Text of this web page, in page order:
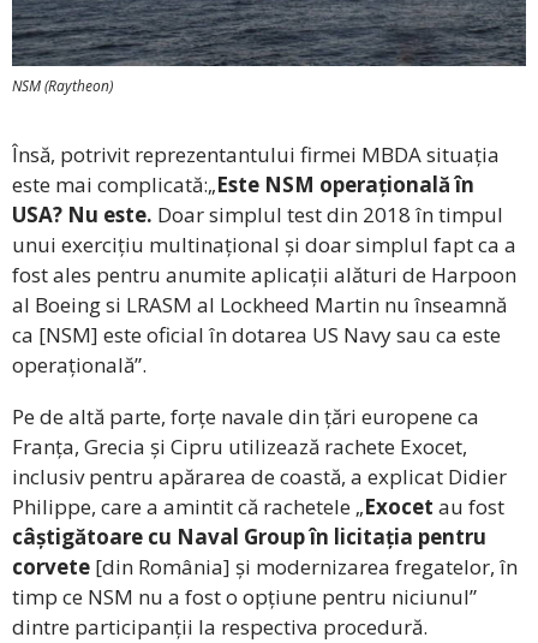
NSM (Raytheon)
Însă, potrivit reprezentantului firmei MBDA situația
este mai complicată:„Este NSM operațională în
USA? Nu este. Doar simplul test din 2018 în timpul
unui exercițiu multinațional și doar simplul fapt ca a
fost ales pentru anumite aplicații alături de Harpoon
al Boeing si LRASM al Lockheed Martin nu înseamnă
ca [NSM] este oficial în dotarea US Navy sau ca este
operațională”.
Pe de altă parte, forțe navale din țări europene ca
Franța, Grecia și Cipru utilizează rachete Exocet,
inclusiv pentru apărarea de coastă, a explicat Didier
Philippe, care a amintit că rachetele „Exocet au fost
câștigătoare cu Naval Group în licitația pentru
corvete [din România] și modernizarea fregatelor, în
timp ce NSM nu a fost o opțiune pentru niciunul”
dintre participanții la respectiva procedură.